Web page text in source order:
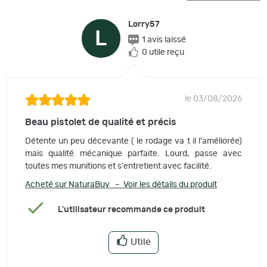
L
Lorry57
1 avis laissé
0 utile reçu
le 03/08/2026
Beau pistolet de qualité et précis
Détente un peu décevante ( le rodage va t il l'améliorée)
mais qualité mécanique parfaite. Lourd, passe avec
toutes mes munitions et s'entretient avec facilité.
Acheté sur NaturaBuy – Voir les détails du produit
L'utilisateur recommande ce produit
Utile